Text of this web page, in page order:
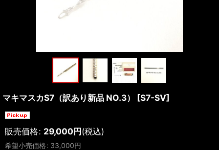
マキマスカS7（訳あり新品 NO.3） [S7-SV]
販売価格: 29,000円(税込)
希望小売価格: 33,000円